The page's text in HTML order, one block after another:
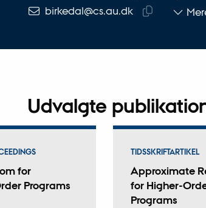
Kopier
birkedal@cs.au.dk
Udvalgte
for
Programs
Approximate
for Higher-
Programs
TIDSSKRIFTARTIKEL